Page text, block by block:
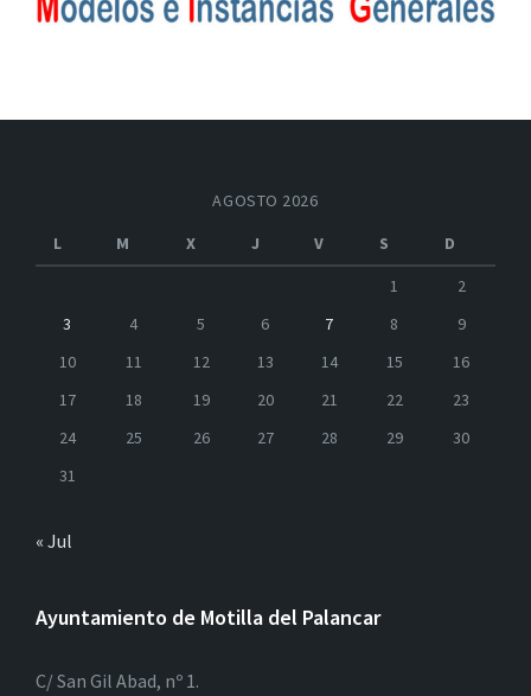
AGOSTO 2026
L
M X J V S
D
1
2
3
4 5 6 7 8
9
10
11 12 13 14 15
16
17
18 19 20 21 22
23
24
25 26 27 28 29
30
31
« Jul
Ayuntamiento de Motilla del Palancar
C/ San Gil Abad, nº 1.